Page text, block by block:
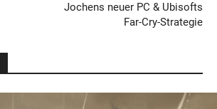
Jochens neuer PC & Ubisofts
Far-Cry-Strategie